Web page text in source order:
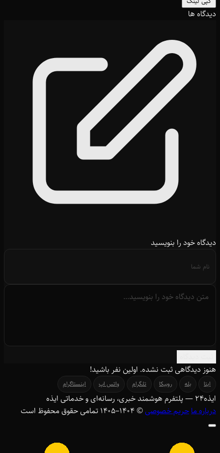
دیدگاه ها
دیدگاه خود را بنویسید
هنوز دیدگاهی ثبت نشده. اولین نفر باشید!
ایتا بله روبیکا تلگرام واتس اپ اینستاگرام
ایذه۲۴ — پلتفرم هوشمند خبری، رسانه‌ای و خدماتی ایذه
درباره ماحریم خصوصی© ۱۴۰۴–1405 تمامی حقوق محفوظ است